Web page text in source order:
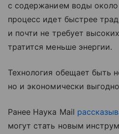
с содержанием воды
процесс идет быстрее
и почти не требует
тратится меньше энергии.
Технология обещает быть
но и экономически
Ранее Наука Mail
могут стать новым